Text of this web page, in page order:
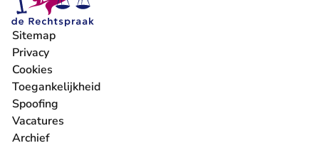
Sitemap
Privacy
Cookies
Toegankelijkheid
Spoofing
Vacatures
- U verlaat Rechtspraak.nl
Archief